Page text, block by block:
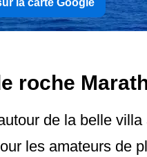
la carte Google
roche
de la belle
les amateurs de